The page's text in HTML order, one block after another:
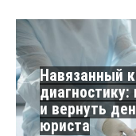
Навязанный
диагностику:
и вернуть
юриста